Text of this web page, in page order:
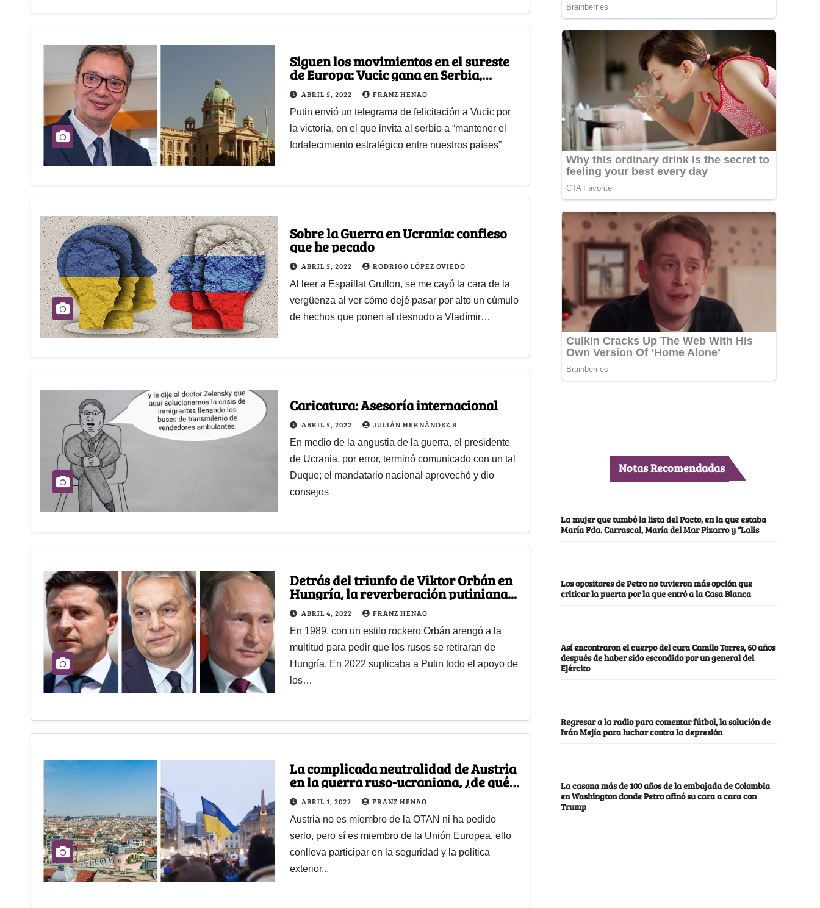
Siguen los movimientos en el sureste
de Europa: Vucic gana en Serbia,
enroque de Putin
ABRIL 5, 2022 FRANZ HENAO
Putin envió un telegrama de felicitación a Vucic por
la victoria, en el que invita al serbio a “mantener el
fortalecimiento estratégico entre nuestros países”
Sobre la Guerra en Ucrania: confieso
que he pecado
ABRIL 5, 2022 RODRIGO LÓPEZ OVIEDO
Al leer a Espaillat Grullon, se me cayó la cara de la
vergüenza al ver cómo dejé pasar por alto un cúmulo
de hechos que ponen al desnudo a Vladímir…
Caricatura: Asesoría internacional
ABRIL 5, 2022 JULIÁN HERNÁNDEZ R
En medio de la angustia de la guerra, el presidente
de Ucrania, por error, terminó comunicado con un tal
Duque; el mandatario nacional aprovechó y dio
consejos
Detrás del triunfo de Viktor Orbán en
Hungría, la reverberación putiniana...
ABRIL 4, 2022 FRANZ HENAO
En 1989, con un estilo rockero Orbán arengó a la
multitud para pedir que los rusos se retiraran de
Hungría. En 2022 suplicaba a Putin todo el apoyo de
los…
La complicada neutralidad de Austria
en la guerra ruso-ucraniana, ¿de qué
lado está el país?
ABRIL 1, 2022 FRANZ HENAO
Austria no es miembro de la OTAN ni ha pedido
serlo, pero sí es miembro de la Unión Europea, ello
conlleva participar en la seguridad y la política
exterior...
Notas Recomendadas
La mujer que tumbó la lista del Pacto, en la que estaba
María Fda. Carrascal, María del Mar Pizarro y “Lalis
Los opositores de Petro no tuvieron más opción que
criticar la puerta por la que entró a la Casa Blanca
Así encontraron el cuerpo del cura Camilo Torres, 60 años
después de haber sido escondido por un general del
Ejército
Regresar a la radio para comentar fútbol, la solución de
Iván Mejía para luchar contra la depresión
La casona más de 100 años de la embajada de Colombia
en Washington donde Petro afinó su cara a cara con
Trump